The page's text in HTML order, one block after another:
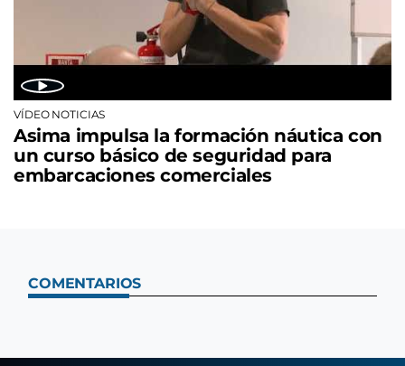
VÍDEO NOTICIAS
Asima impulsa la formación náutica con
un curso básico de seguridad para
embarcaciones comerciales
COMENTARIOS